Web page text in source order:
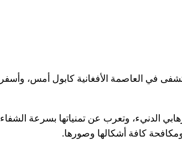
استهدف مستشفى في العاصمة الأفغانية كابول أمس، وأسفر
الدنيء، وتعرب عن تمنياتها بسرعة الشفاء
كافة أشكالها وصورها.